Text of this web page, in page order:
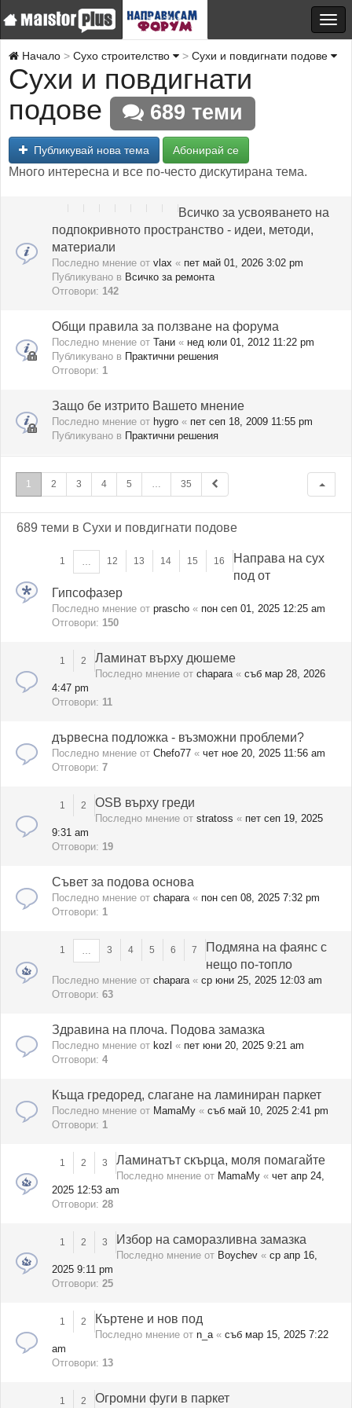
Начало Сухо строителство Сухи и повдигнати подове
Сухи и повдигнати
подове
689 теми
Публикувай нова тема Абонирай се
Много интересна и все по-често дискутирана тема.
Всичко за усвояването на
подпокривното пространство - идеи, методи,
материали
Последно мнение от vlax « пет май 01, 2026 3:02 pm
Публикувано в Всичко за ремонта
Отговори: 142
Общи правила за ползване на форума
Последно мнение от Тани « нед юли 01, 2012 11:22 pm
Публикувано в Практични решения
Отговори: 1
Защо бе изтрито Вашето мнение
Последно мнение от hygro « пет сеп 18, 2009 11:55 pm
Публикувано в Практични решения
1 2 3 4 5 … 35
689 теми в Сухи и повдигнати подове
1 … 12 13 14 15 16
Направа на сух
под от
Гипсофазер
Последно мнение от prascho « пон сеп 01, 2025 12:25 am
Отговори: 150
1 2 Ламинат върху дюшеме
Последно мнение от chapara« съб мар 28, 2026
4:47 pm
Отговори: 11
дървесна подложка - възможни проблеми?
Последно мнение от Chefo77 « чет ное 20, 2025 11:56 am
Отговори: 7
1 2 OSB върху греди
Последно мнение от stratoss « пет сеп 19, 2025
9:31 am
Отговори: 19
Съвет за подова основа
Последно мнение от chapara« пон сеп 08, 2025 7:32 pm
Отговори: 1
1 … 3 4 5 6 7
Подмяна на фаянс с
нещо по-топло
Последно мнение от chapara« ср юни 25, 2025 12:03 am
Отговори: 63
Здравина на плоча. Подова замазка
Последно мнение от kozl « пет юни 20, 2025 9:21 am
Отговори: 4
Къща гредоред, слагане на ламиниран паркет
Последно мнение от MamaMy « съб май 10, 2025 2:41 pm
Отговори: 1
1 2 3 Ламинатът скърца, моля помагайте
Последно мнение от MamaMy « чет апр 24,
2025 12:53 am
Отговори: 28
1 2 3 Избор на саморазливна замазка
Последно мнение от Boychev « ср апр 16,
2025 9:11 pm
Отговори: 25
1 2 Къртене и нов под
Последно мнение от n_a« съб мар 15, 2025 7:22
am
Отговори: 13
1 2 Огромни фуги в паркет